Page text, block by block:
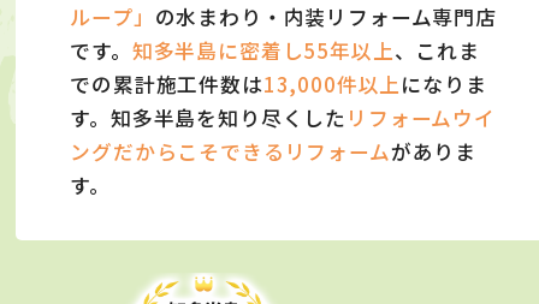
ループ」 の水まわり・内装リフォーム専門店
です。 知多半島に密着し55年以上、これま
での累計施工件数は13,000件以上になりま
す。知多半島を知り尽くした リフォームウイ
ングだからこそできるリフォームがありま
す。